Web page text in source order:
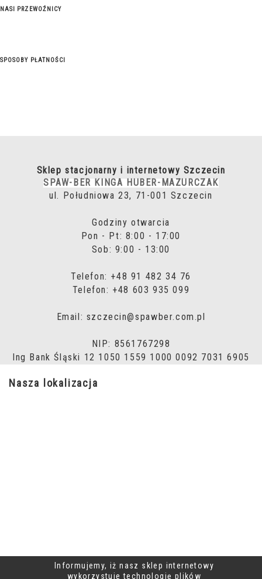
Informujemy, iż nasz sklep internetowy
wykorzystuje technologię plików
NASI PRZEWOŹNICY
SPOSOBY PŁATNOŚCI
Sklep stacjonarny i internetowy Szczecin
SPAW-BER KINGA HUBER-MAZURCZAK
ul. Południowa 23, 71-001 Szczecin
Godziny otwarcia
Pon - Pt: 8:00 - 17:00
Sob: 9:00 - 13:00
Telefon: +48 91 482 34 76
Telefon: +48 603 935 099
Email: szczecin@spawber.com.pl
NIP: 8561767298
Ing Bank Śląski 12 1050 1559 1000 0092 7031 6905
Nasza lokalizacja